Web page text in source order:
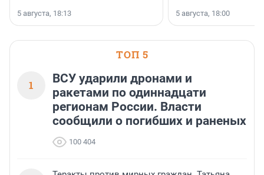
5 августа, 18:13 5 августа, 18:00
ТОП 5
1
ВСУ ударили дронами и
ракетами по одиннадцати
регионам России. Власти
сообщили о погибших и раненых
100 404